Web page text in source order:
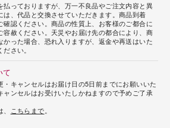
払っておりますが、万一不良品やご注文内容と異
は、代品と交換させていただきます。商品到着
認ください。商品の性質上、お客様のご都合に
容赦ください。天災やお届け先の都合により、商
った場合、恐れ入りますが、返金や再送はいた
さい。
て
キャンセルはお届け日の5日前までにお願いいた
ャンセルはお受けいたしかねますので予めご了承
こちらまで